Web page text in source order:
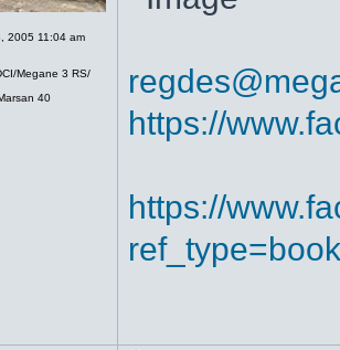
2005 11:04 am
Megane 3 RS/
40
https://
https://